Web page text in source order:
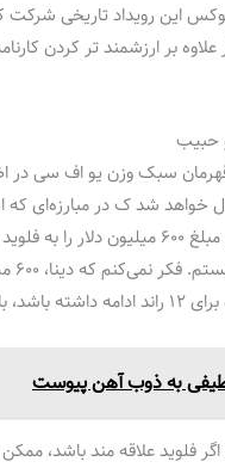
این رویداد تاریخی شرکت
بر ارزشمند تر کردن
حبیب
سبک وزن یو اف سی در
خواهد شد ک در مبارزه‌ای
درباره اینکه چه کسی مبلغ
خواهد جنگید.
به ذوب آهن پیوست
فلوید علاقه مند باشد،